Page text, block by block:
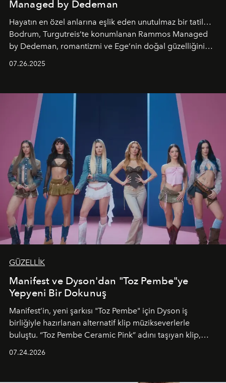
Managed by Dedeman
Hayatın en özel anlarına eşlik eden unutulmaz bir tatil…
Bodrum, Turgutreis’te konumlanan Rammos Managed
by Dedeman, romantizmi ve Ege’nin doğal güzelliğini
07.26.2025
GÜZELLİK
Manifest ve Dyson'dan "Toz Pembe"ye
Yepyeni Bir Dokunuş
Manifest’in, yeni şarkısı "Toz Pembe" için Dyson iş
birliğiyle hazırlanan alternatif klip müzikseverlerle
buluştu. “Toz Pembe Ceramic Pink” adını taşıyan klip,
07.24.2026